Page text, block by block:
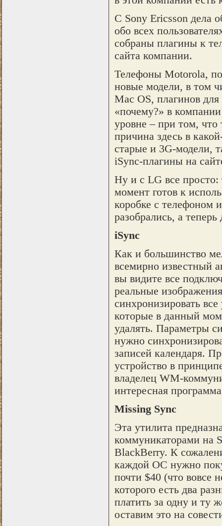
С Sony Ericsson дела
обо всех
собраны плагины к
сайта компании.
Телефоны Motorola,
новые модели, в том
Mac OS, плагинов
«почему?» в
уровне – при том, что
причина здесь в
старые и 3G-модели,
iSync-плагины на
Ну и с LG все
момент готов к
коробке с телефоном
разобрались, а
iSync
Как и большинство
всемирно известный
вы видите все
реальные
синхронизировать
которые в данный
удалять. Параметры
нужно
записей календаря.
устройство в
владелец WM-
интересная
Missing Sync
Эта утилита
коммуникаторами на
BlackBerry. К
каждой ОС нужно
почти $40 (что вовсе
которого есть два
платить за одну и ту
оставим это на